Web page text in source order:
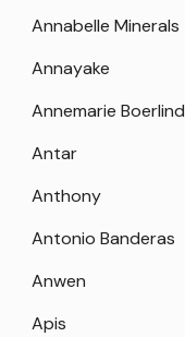
Annabelle Minerals
Annayake
Annemarie Boerlind
Antar
Anthony
Antonio Banderas
Anwen
Apis